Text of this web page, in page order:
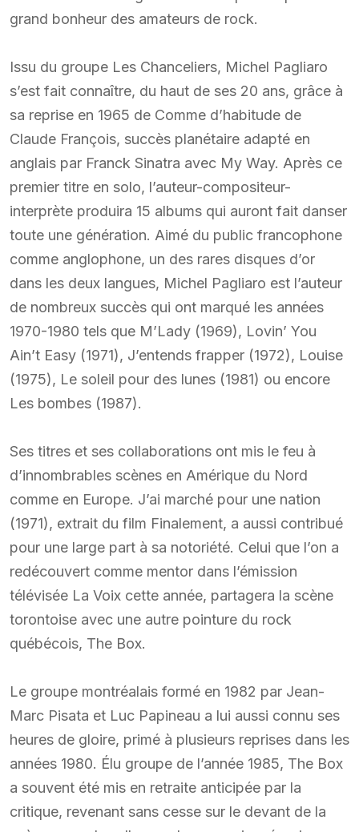
grand bonheur des amateurs de rock.
Issu du groupe Les Chanceliers, Michel Pagliaro
s’est fait connaître, du haut de ses 20 ans, grâce à
sa reprise en 1965 de Comme d’habitude de
Claude François, succès planétaire adapté en
anglais par Franck Sinatra avec My Way. Après ce
premier titre en solo, l’auteur-compositeur-
interprète produira 15 albums qui auront fait danser
toute une génération. Aimé du public francophone
comme anglophone, un des rares disques d’or
dans les deux langues, Michel Pagliaro est l’auteur
de nombreux succès qui ont marqué les années
1970-1980 tels que M’Lady (1969), Lovin’ You
Ain’t Easy (1971), J’entends frapper (1972), Louise
(1975), Le soleil pour des lunes (1981) ou encore
Les bombes (1987).
Ses titres et ses collaborations ont mis le feu à
d’innombrables scènes en Amérique du Nord
comme en Europe. J’ai marché pour une nation
(1971), extrait du film Finalement, a aussi contribué
pour une large part à sa notoriété. Celui que l’on a
redécouvert comme mentor dans l’émission
télévisée La Voix cette année, partagera la scène
torontoise avec une autre pointure du rock
québécois, The Box.
Le groupe montréalais formé en 1982 par Jean-
Marc Pisata et Luc Papineau a lui aussi connu ses
heures de gloire, primé à plusieurs reprises dans les
années 1980. Élu groupe de l’année 1985, The Box
a souvent été mis en retraite anticipée par la
critique, revenant sans cesse sur le devant de la